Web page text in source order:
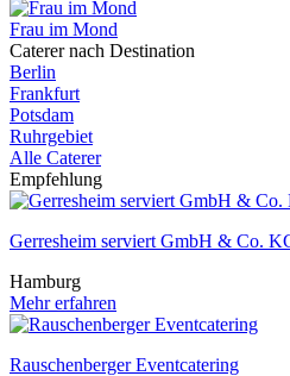
Frau im Mond
Caterer nach Destination
Berlin
Frankfurt
Potsdam
Ruhrgebiet
Alle Caterer
Empfehlung
Gerresheim serviert GmbH & Co.
Hamburg
Mehr erfahren
Rauschenberger Eventcatering